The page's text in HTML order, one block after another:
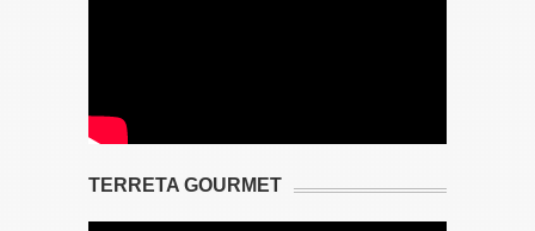
TERRETA GOURMET